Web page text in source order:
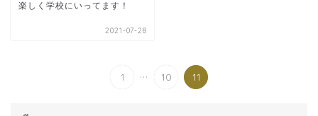
楽しく学校にいってます！
2021-07-28
1 ... 10 11